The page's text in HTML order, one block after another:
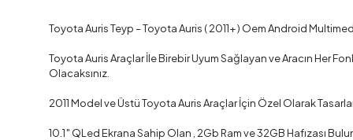
Toyota Auris Teyp – Toyota Auris ( 2011+ ) Oem Android
Toyota Auris Araçlar İle Birebir Uyum Sağlayan ve Aracın Her
Olacaksınız.
2011 Model ve Üstü Toyota Auris Araçlar İçin Özel Olarak
10.1″ QLed Ekrana Sahip Olan , 2Gb Ram ve 32GB Hafızası